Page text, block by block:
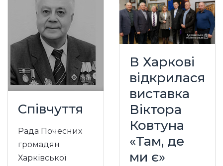
Співчуття
Рада Почесних
громадян
Харківської
В Харкові
відкрилася
виставка
Віктора
Ковтуна
«Там, де
ми є»